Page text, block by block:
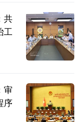
共
工
审
序